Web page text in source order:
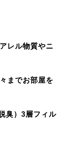
レル物質やニ
までお部屋を
臭）3層フィル